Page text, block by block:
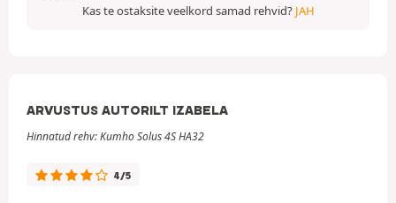
Kas te ostaksite veelkord samad rehvid? JAH
ARVUSTUS AUTORILT IZABELA
Hinnatud rehv: Kumho Solus 4S HA32
4/5